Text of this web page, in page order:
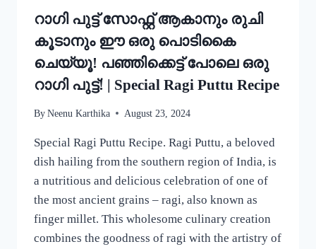
റാഗി പുട്ട് സോഫ്റ്റ് ആകാനും രുചി
കൂടാനും ഈ ഒരു പൊടികൈ
ചെയ്യൂ! പഞ്ഞിക്കെട്ട് പോലെ ഒരു
റാഗി പുട്ട്! | Special Ragi Puttu Recipe
By Neenu Karthika August 23, 2024
Special Ragi Puttu Recipe. Ragi Puttu, a beloved
dish hailing from the southern region of India, is
a nutritious and delicious celebration of one of
the most ancient grains – ragi, also known as
finger millet. This wholesome culinary creation
combines the goodness of ragi with the artistry of